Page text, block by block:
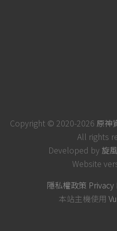
Copyright © 2020-2026 原神
All rights
Developed by 旋
Website
隱私權政策
本站主機使用